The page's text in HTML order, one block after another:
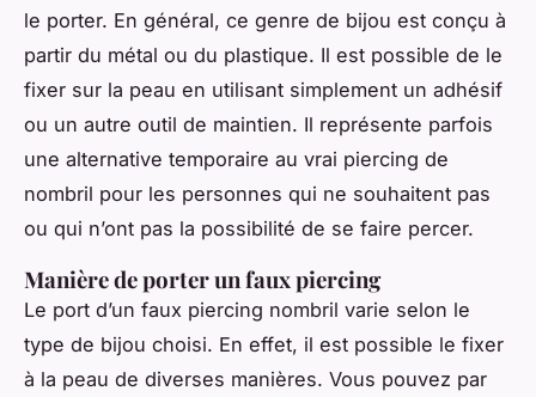
le porter. En général, ce genre de bijou est conçu à
partir du métal ou du plastique. Il est possible de le
fixer sur la peau en utilisant simplement un adhésif
ou un autre outil de maintien. Il représente parfois
une alternative temporaire au vrai piercing de
nombril pour les personnes qui ne souhaitent pas
ou qui n’ont pas la possibilité de se faire percer.
Manière de porter un faux piercing
Le port d’un faux piercing nombril varie selon le
type de bijou choisi. En effet, il est possible le fixer
à la peau de diverses manières. Vous pouvez par